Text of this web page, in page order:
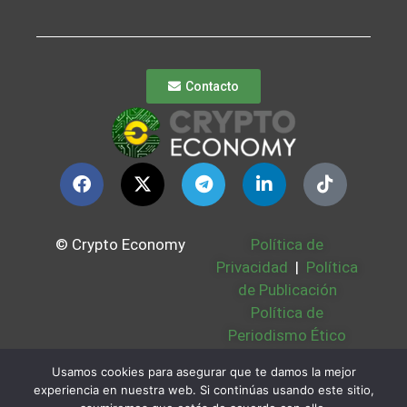
Contacto
© Crypto Economy
Política de
Privacidad | Política
de Publicación
Política de
Periodismo Ético
Bases Legales |
Usamos cookies para asegurar que te damos la mejor
experiencia en nuestra web. Si continúas usando este sitio,